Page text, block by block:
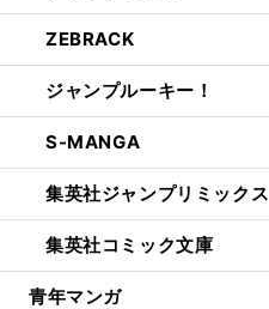
ZEBRACK
ジャンプルーキー！
S-MANGA
集英社ジャンプリミックス
集英社コミック文庫
青年マンガ